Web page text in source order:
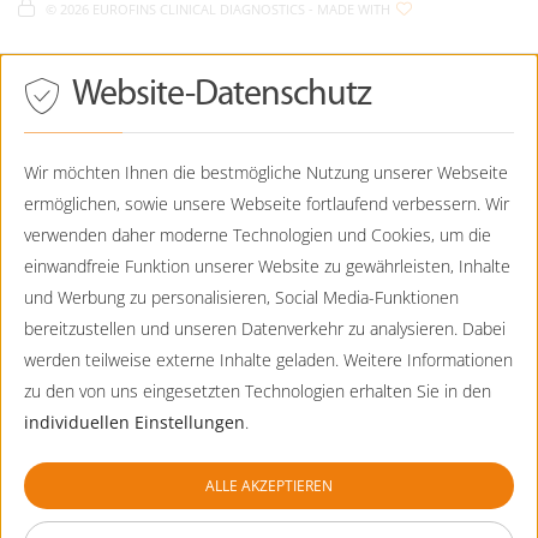
Eurofins Humangenetik - Cookie Policy
089 - 23237356-550
Humangenetik@CTDE.EurofinsEU.com
Eurofins Humangenetik
Aiblingerstraße 8
089 - 130744-0
089 - 130744-99
Praenatalmedizin@CTDE.EurofinsEU.com
Eurofins Humangenetik
Viktoriastraße 3b
D-86150 Augsburg
0821-7898-5001
Humangenetik.Augsburg@CTDE.EurofinsEU.com
Eurofins Humangenetik
2026 EUROFINS CLINICAL DIAGNOSTICS - MADE WITH
Drücken
Sie
Tab,
durch
Optionen
zu
ESC
lehnt
Cookies
ab.
Website-Datenschutz
Wir möchten Ihnen die bestmögliche Nutzung unserer Webseite
ermöglichen, sowie unsere Webseite fortlaufend verbessern. Wir
verwenden daher moderne Technologien und Cookies, um die
einwandfreie Funktion unserer Website zu gewährleisten, Inhalte
und Werbung zu personalisieren, Social Media-Funktionen
bereitzustellen und unseren Datenverkehr zu analysieren. Dabei
werden teilweise externe Inhalte geladen. Weitere Informationen
zu den von uns eingesetzten Technologien erhalten Sie in den
individuellen Einstellungen.
ALLE AKZEPTIEREN